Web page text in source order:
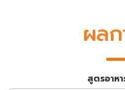
ผล
สูตรอาห